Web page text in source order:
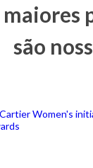
maiores
são